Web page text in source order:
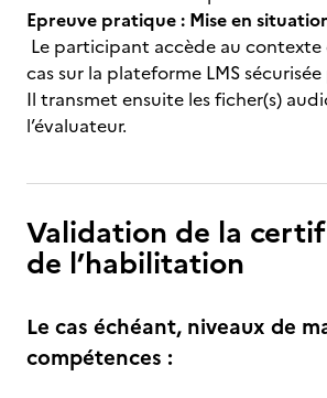
Epreuve pratique : Mise en
Le participant accède au
cas sur la plateforme LMS sécurisée
Il transmet ensuite les ficher(s)
l’évaluateur.
Validation de la
de l’habilitation
Le cas échéant, niveaux de
compétences :